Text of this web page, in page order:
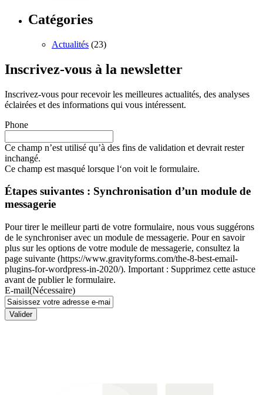
Catégories
Actualités (23)
Inscrivez-vous à la newsletter
Inscrivez-vous pour recevoir les meilleures actualités, des analyses
éclairées et des informations qui vous intéressent.
Phone
Ce champ n’est utilisé qu’à des fins de validation et devrait rester
inchangé.
Ce champ est masqué lorsque l‘on voit le formulaire.
Étapes suivantes : Synchronisation d’un module de
messagerie
Pour tirer le meilleur parti de votre formulaire, nous vous suggérons
de le synchroniser avec un module de messagerie. Pour en savoir
plus sur les options de votre module de messagerie, consultez la
page suivante (https://www.gravityforms.com/the-8-best-email-
plugins-for-wordpress-in-2020/). Important : Supprimez cette astuce
avant de publier le formulaire.
E-mail(Nécessaire)
Valider